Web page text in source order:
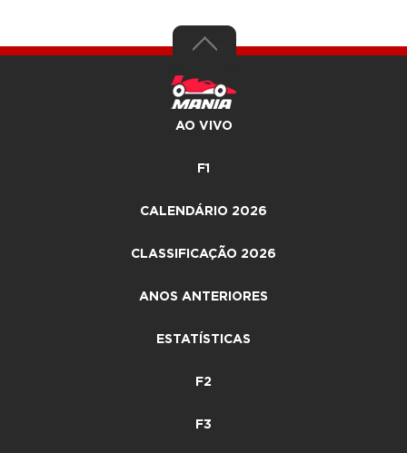
AO VIVO
F1
CALENDÁRIO 2026
CLASSIFICAÇÃO 2026
ANOS ANTERIORES
ESTATÍSTICAS
F2
F3